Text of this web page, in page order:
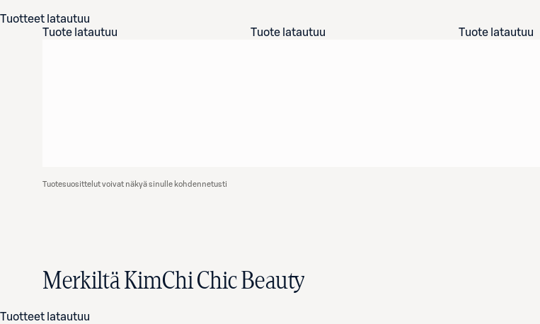
Tuotteet latautuu
Tuote latautuu
Tuote latautuu Tuote latautuu
Tuotesuosittelut voivat näkyä sinulle kohdennetusti
Merkiltä KimChi Chic Beauty
Tuotteet latautuu